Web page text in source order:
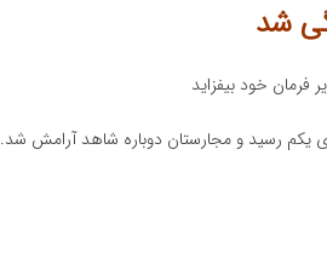
شد
فرمان خود بیفزاید
یکم رسید و مجارستان دوباره شاهد آرامش شد.